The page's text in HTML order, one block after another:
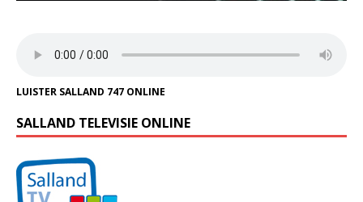
LUISTER SALLAND 747 ONLINE
SALLAND TELEVISIE ONLINE